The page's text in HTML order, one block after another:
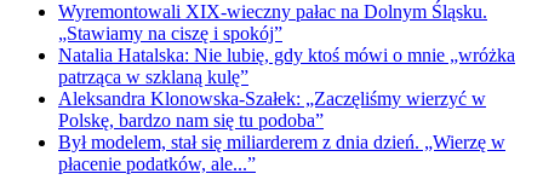
Wyremontowali XIX-wieczny pałac na Dolnym Śląsku.
„Stawiamy na ciszę i spokój”
Natalia Hatalska: Nie lubię, gdy ktoś mówi o mnie „wróżka
patrząca w szklaną kulę”
Aleksandra Klonowska-Szałek: „Zaczęliśmy wierzyć w
Polskę, bardzo nam się tu podoba”
Był modelem, stał się miliarderem z dnia dzień. „Wierzę w
płacenie podatków, ale...”